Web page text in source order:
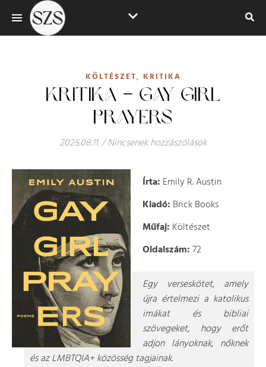
KÖLTÉSZET, KRITIKA
KRITIKA – GAY GIRL
PRAYERS
2025.08.11./Nincsenek hozzászólások
Írta: Emily R. Austin
Kiadó: Brick Books
Műfaj: Költészet
Oldalszám:72
Egy verseskötet, amely
újra értelmezi a katolikus
imákat és bibliai
szövegeket, hogy erőt
adjon lányoknak, nőknek
és az LMBTQIA+ közösség tagjainak.